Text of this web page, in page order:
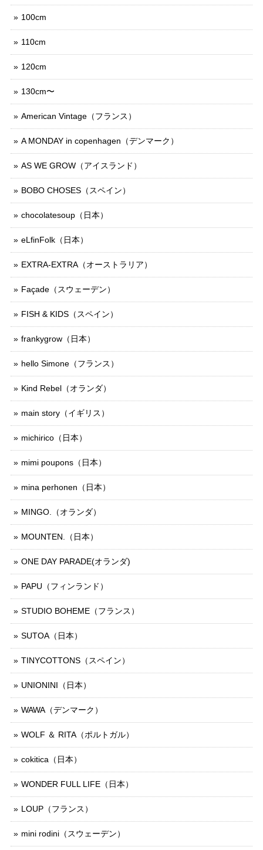
100cm
110cm
120cm
130cm〜
American Vintage（フランス）
A MONDAY in copenhagen（デンマーク）
AS WE GROW（アイスランド）
BOBO CHOSES（スペイン）
chocolatesoup（日本）
eLfinFolk（日本）
EXTRA-EXTRA（オーストラリア）
Façade（スウェーデン）
FISH & KIDS（スペイン）
frankygrow（日本）
hello Simone（フランス）
Kind Rebel（オランダ）
main story（イギリス）
michirico（日本）
mimi poupons（日本）
mina perhonen（日本）
MINGO.（オランダ）
MOUNTEN.（日本）
ONE DAY PARADE(オランダ)
PAPU（フィンランド）
STUDIO BOHEME（フランス）
SUTOA（日本）
TINYCOTTONS（スペイン）
UNIONINI（日本）
WAWA（デンマーク）
WOLF ＆ RITA（ポルトガル）
cokitica（日本）
WONDER FULL LIFE（日本）
LOUP（フランス）
mini rodini（スウェーデン）